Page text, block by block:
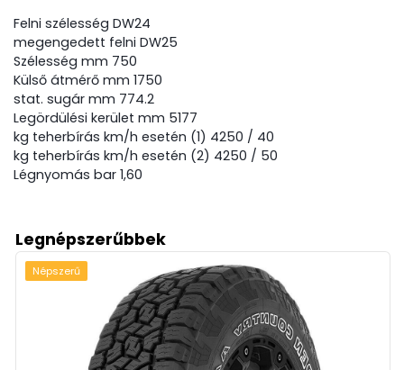
Felni szélesség DW24
megengedett felni DW25
Szélesség mm 750
Külső átmérő mm 1750
stat. sugár mm 774.2
Legördülési kerület mm 5177
kg teherbírás km/h esetén (1) 4250 / 40
kg teherbírás km/h esetén (2) 4250 / 50
Légnyomás bar 1,60
Legnépszerűbbek
Népszerű